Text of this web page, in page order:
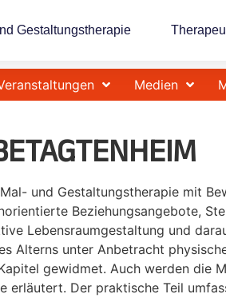
Gestaltungstherapie
Medien
und Gestaltungstherapie mit
Beziehungsangebote,
Lebensraumgestaltung und
Alterns unter Anbetracht
gewidmet. Auch werden
erläutert. Der praktische Teil